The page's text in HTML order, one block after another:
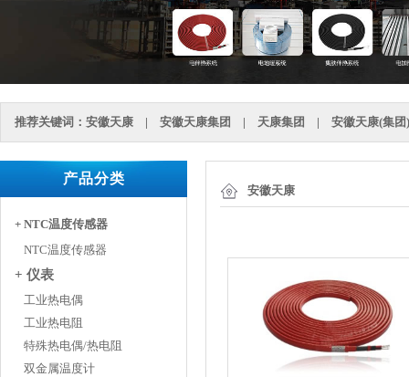
推荐关键词： 安徽天康 | 安徽天康集团 | 天康集团 | 安徽天康(集
产品分类
+ NTC温度传感器
NTC温度传感器
+ 仪表
工业热电偶
工业热电阻
特殊热电偶/热电阻
双金属温度计
安徽天康